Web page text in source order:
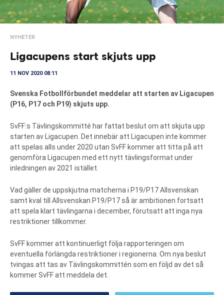
NYHETER
Ligacupens start skjuts upp
11 NOV 2020 08:11
Svenska Fotbollförbundet meddelar att starten av Ligacupen
(P16, P17 och P19) skjuts upp.
SvFF:s Tävlingskommitté har fattat beslut om att skjuta upp
starten av Ligacupen. Det innebär att Ligacupen inte kommer
att spelas alls under 2020 utan SvFF kommer att titta på att
genomföra Ligacupen med ett nytt tävlingsformat under
inledningen av 2021 istället.
Vad gäller de uppskjutna matcherna i P19/P17 Allsvenskan
samt kval till Allsvenskan P19/P17 så är ambitionen fortsatt
att spela klart tävlingarna i december, förutsatt att inga nya
restriktioner tillkommer.
SvFF kommer att kontinuerligt följa rapporteringen om
eventuella förlängda restriktioner i regionerna. Om nya beslut
tvingas att tas av Tävlingskommittén som en följd av det så
kommer SvFF att meddela det.